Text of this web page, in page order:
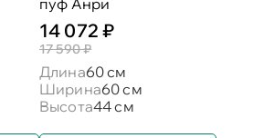
пуф Анри
14 072 ₽
17 590 ₽
Длина60 см
Ширина60 см
Высота44 см